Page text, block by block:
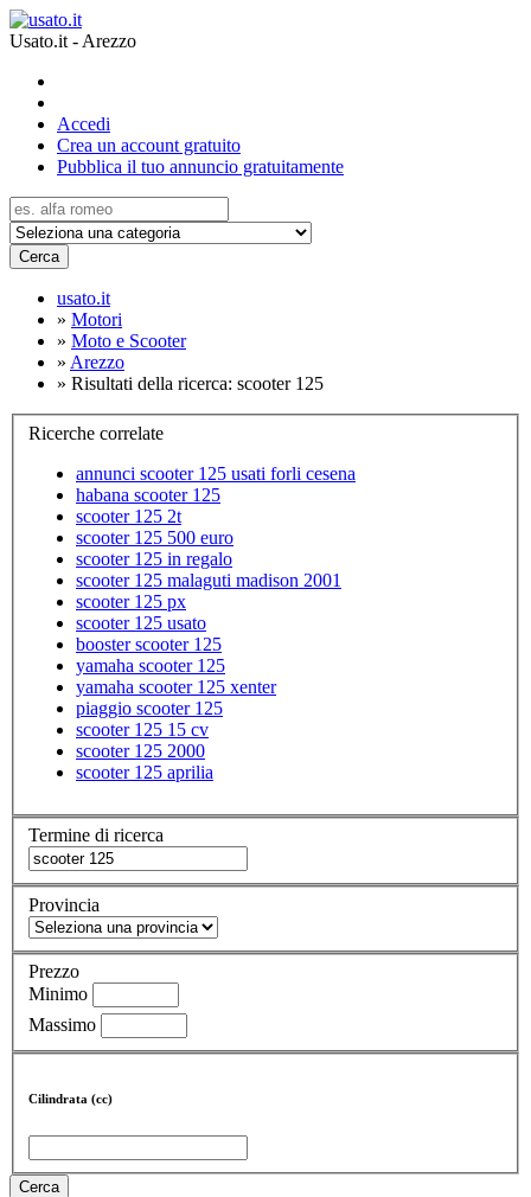
Usato.it - Arezzo
Accedi
Crea un account gratuito
Pubblica il tuo annuncio gratuitamente
Cerca
usato.it
» Motori
» Moto e Scooter
» Arezzo
» Risultati della ricerca: scooter 125
Ricerche correlate
annunci scooter 125 usati forli cesena
habana scooter 125
scooter 125 2t
scooter 125 500 euro
scooter 125 in regalo
scooter 125 malaguti madison 2001
scooter 125 px
scooter 125 usato
booster scooter 125
yamaha scooter 125
yamaha scooter 125 xenter
piaggio scooter 125
scooter 125 15 cv
scooter 125 2000
scooter 125 aprilia
Termine di ricerca
Provincia
Prezzo
Minimo
Massimo
Cilindrata (cc)
Cerca